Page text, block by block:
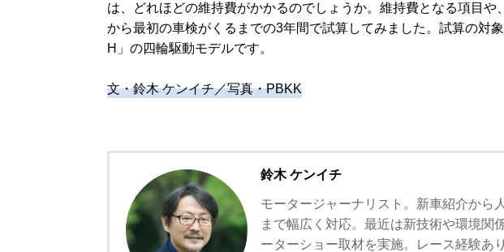
は、どれほどの維持費がかかるのでしょうか。維持費となる項目や
から最初の車検がくるまでの3年間で試算してみました。試算の対
H」の四輪駆動モデルです。
文・鈴木 ケンイチ／写真・PBKK
鈴木 ケンイチ
モータージャーナリスト。新車紹介から
まで幅広く対応。最近は新技術や環境関
ーターショー取材を実施。レース経験あ